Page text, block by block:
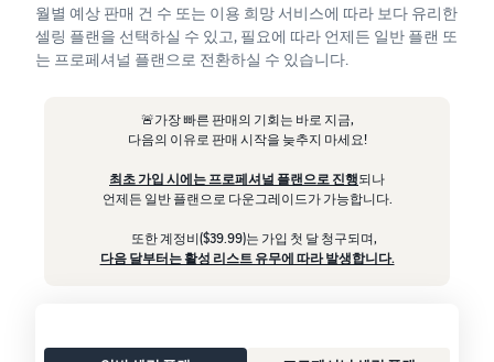
월별 예상 판매 건 수 또는 이용 희망 서비스에 따라 보다 유리한
셀링 플랜을 선택하실 수 있고, 필요에 따라 언제든 일반 플랜 또
는 프로페셔널 플랜으로 전환하실 수 있습니다.
🚨가장 빠른 판매의 기회는 바로 지금,
다음의 이유로 판매 시작을 늦추지 마세요!
최초 가입 시에는 프로페셔널 플랜으로 진행되나
언제든 일반 플랜으로 다운그레이드가 가능합니다.
또한 계정비($39.99)는 가입 첫 달 청구되며,
다음 달부터는 활성 리스트 유무에 따라 발생합니다.